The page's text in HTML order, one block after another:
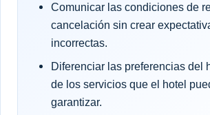
Comunicar las condiciones de
cancelación sin crear
incorrectas.
Diferenciar las preferencias del
de los servicios que el hotel
garantizar.